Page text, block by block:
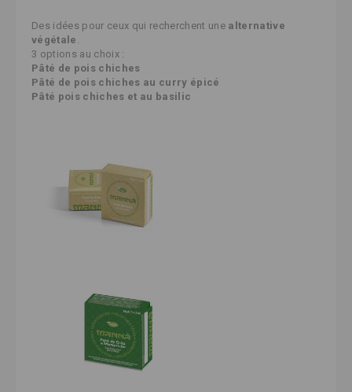
Des idées pour ceux qui recherchent une alternative
végétale
3 options au choix :
Pâté de pois chiches
Pâté de pois chiches au curry épicé
Pâté pois chiches et au basilic